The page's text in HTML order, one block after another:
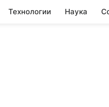
Технологии Наука